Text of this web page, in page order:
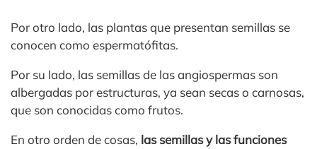
Por otro lado, las plantas que presentan semillas se
conocen como espermatófitas.
Por su lado, las semillas de las angiospermas son
albergadas por estructuras, ya sean secas o carnosas,
que son conocidas como frutos.
En otro orden de cosas, las semillas y las funciones